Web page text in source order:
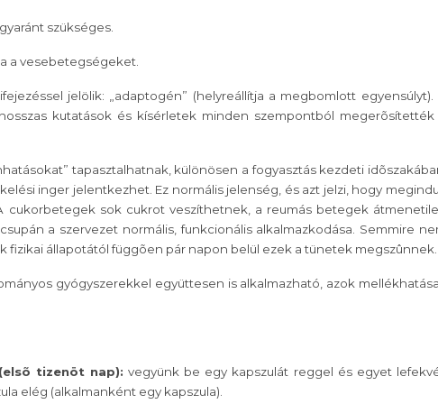
szükséges.
a vesebetegségeket.
jelölik: „adaptogén” (helyreállítja a megbomlott egyensúlyt).
kutatások és kísérletek minden szempontból megerõsítették
tapasztalhatnak, különösen a fogyasztás kezdeti
inger jelentkezhet. Ez normális jelenség, és azt jelzi, hogy
cukorbetegek sok cukrot veszíthetnek, a reumás betegek
a szervezet normális, funkcionális alkalmazkodása. Semmire
fizikai állapotától függõen pár napon belül ezek a tünetek megszûnnek.
gyógyszerekkel együttesen is alkalmazható, azok
tizenöt nap): vegyünk be egy kapszulát reggel és egyet
elég (alkalmanként egy kapszula).